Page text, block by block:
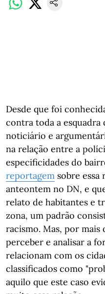
Desde que foi
contra toda a esquadra
noticiário e
na relação entre a
especificidades do
reportagem sobre essa
anteontem no DN, e
relato de habitantes e
zona, um padrão
racismo. Mas, por mais
perceber e analisar a
relacionam com os
classificados como
aquilo que este caso